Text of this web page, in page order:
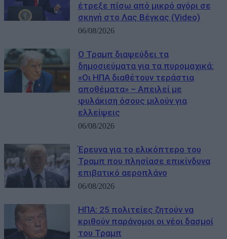
έτρεξε πίσω από μικρό αγόρι σε
σκηνή στο Λας Βέγκας (Video)
06/08/2026
Ο Τραμπ διαψεύδει τα
δημοσιεύματα για τα πυρομαχικά:
«Οι ΗΠΑ διαθέτουν τεράστια
αποθέματα» – Απειλεί με
φυλάκιση όσους μιλούν για
ελλείψεις
06/08/2026
Έρευνα για το ελικόπτερο του
Τραμπ που πλησίασε επικίνδυνα
επιβατικό αεροπλάνο
06/08/2026
ΗΠΑ: 25 πολιτείες ζητούν να
κριθούν παράνομοι οι νέοι δασμοί
του Τραμπ